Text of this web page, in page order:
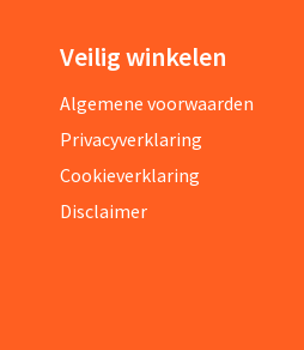
Veilig winkelen
Algemene voorwaarden
Privacyverklaring
Cookieverklaring
Disclaimer